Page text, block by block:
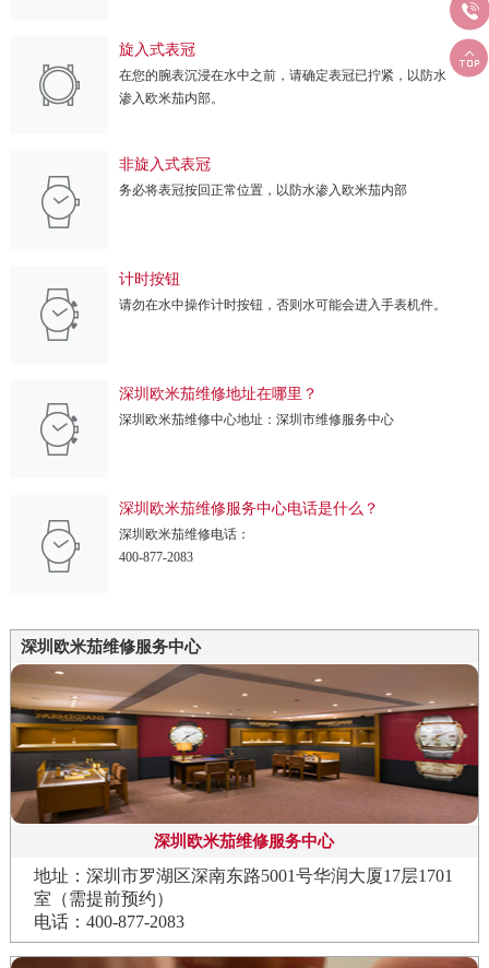
旋入式表冠
在您的腕表沉浸在水中之前，请确定表冠已拧紧，以防水
渗入欧米茄内部。
非旋入式表冠
务必将表冠按回正常位置，以防水渗入欧米茄内部
计时按钮
请勿在水中操作计时按钮，否则水可能会进入手表机件。
深圳欧米茄维修地址在哪里？
深圳欧米茄维修中心地址：深圳市维修服务中心
深圳欧米茄维修服务中心电话是什么？
深圳欧米茄维修电话：
400-877-2083
深圳欧米茄维修服务中心
深圳欧米茄维修服务中心
地址：深圳市罗湖区深南东路5001号华润大厦17层1701
室（需提前预约）
电话：400-877-2083

